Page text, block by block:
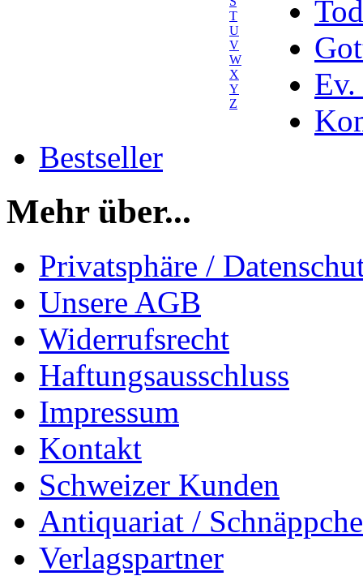
T
U
V
W
X
Y
Z
Ev.
Bestseller
Mehr über...
Privatsphäre /
Unsere AGB
Widerrufsrecht
Haftungsausschluss
Impressum
Kontakt
Schweizer Kunden
Antiquariat /
Verlagspartner